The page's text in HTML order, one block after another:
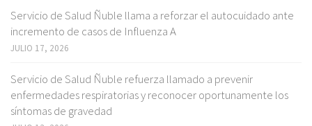
Servicio de Salud Ñuble llama a reforzar el autocuidado ante
incremento de casos de Influenza A
JULIO 17, 2026
Servicio de Salud Ñuble refuerza llamado a prevenir
enfermedades respiratorias y reconocer oportunamente los
síntomas de gravedad